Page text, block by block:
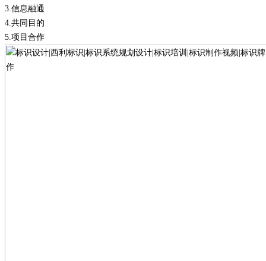
3. 信息融通
4. 共同目的
5. 项目合作